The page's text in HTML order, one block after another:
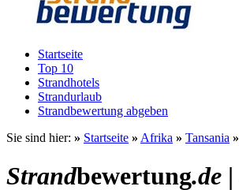
Startseite
Top 10
Strandhotels
Strandurlaub
Strandbewertung abgeben
Sie sind hier: » Startseite » Afrika » Tansania »
Strandbewertung.de |